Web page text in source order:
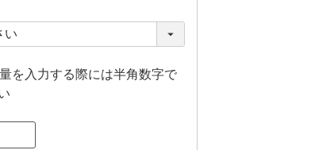
を入力する際には半角数字で